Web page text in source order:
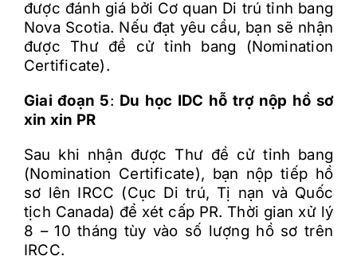
được đánh giá bởi Cơ quan Di trú tỉnh bang
Nova Scotia. Nếu đạt yêu cầu, bạn sẽ nhận
được Thư đề cử tỉnh bang (Nomination
Certificate).
Giai đoạn 5: Du học IDC hỗ trợ nộp hồ sơ
xin xin PR
Sau khi nhận được Thư đề cử tỉnh bang
(Nomination Certificate), bạn nộp tiếp hồ
sơ lên IRCC (Cục Di trú, Tị nạn và Quốc
tịch Canada) để xét cấp PR. Thời gian xử lý
8 – 10 tháng tùy vào số lượng hồ sơ trên
IRCC.